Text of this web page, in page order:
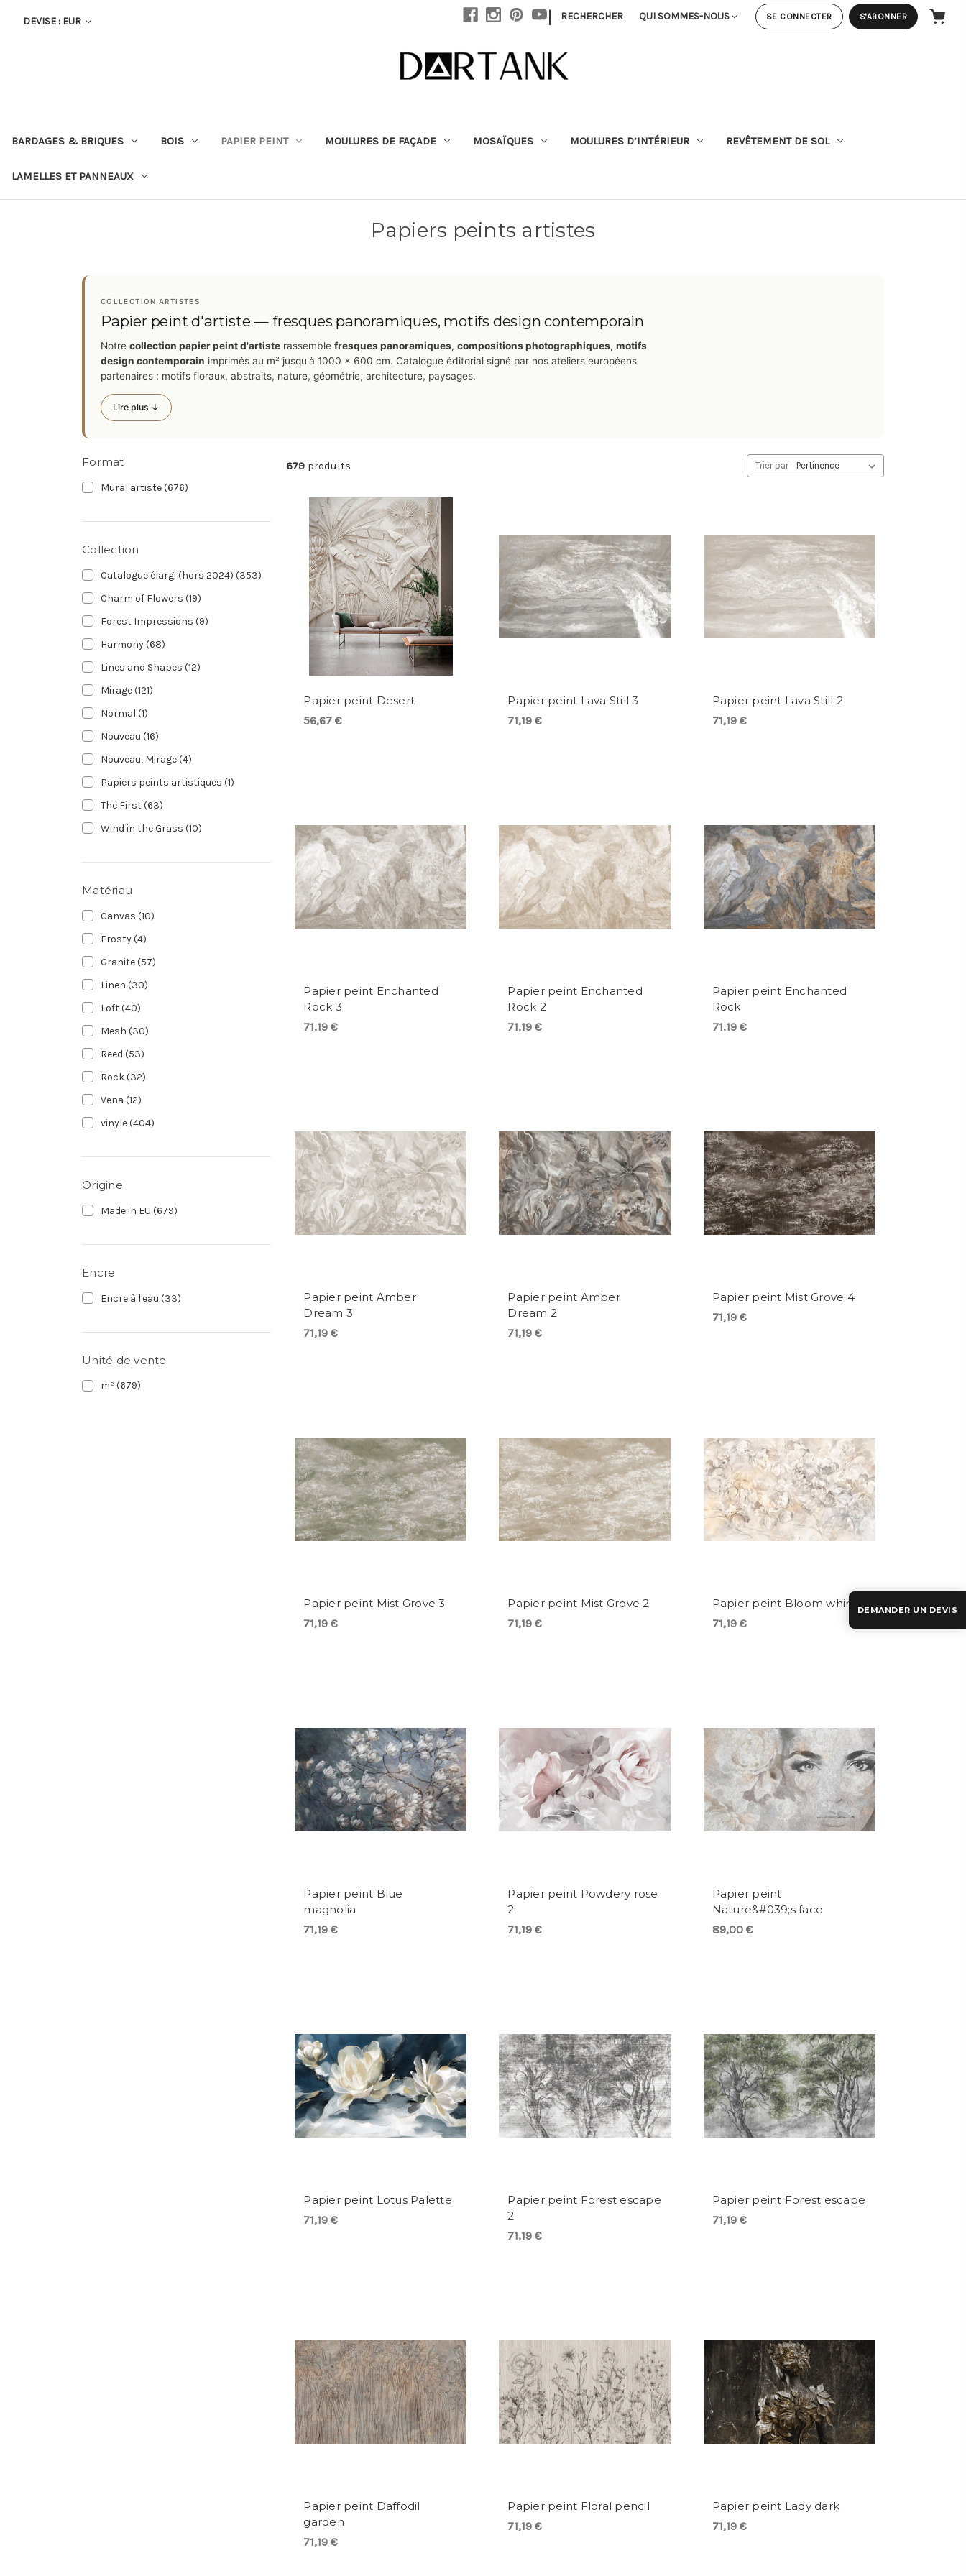
Passer au contenu principal
DEVISE : EUR
| RECHERCHER QUI SOMMES-NOUS SE CONNECTER S'ABONNER PANIER
BARDAGES & BRIQUES BOIS PAPIER PEINT MOULURES DE FAÇADE MOSAÏQUES MOULURES D’INTÉRIEUR REVÊTEMENT DE SOL
LAMELLES ET PANNEAUX
Papiers peints artistes
COLLECTION ARTISTES
Papier peint d'artiste — fresques panoramiques, motifs design contemporain
Notre collection papier peint d'artiste rassemble fresques panoramiques, compositions photographiques, motifs
design contemporain imprimés au m² jusqu'à 1000 × 600 cm. Catalogue éditorial signé par nos ateliers européens
partenaires : motifs floraux, abstraits, nature, géométrie, architecture, paysages.
Lire plus ↓
Format
Mural artiste(676)
Collection
Catalogue élargi (hors 2024) (353)
Charm of Flowers (19)
Forest Impressions (9)
Harmony(68)
Lines and Shapes (12)
Mirage(121)
Normal (1)
Nouveau (16)
Nouveau, Mirage(4)
Papiers peints artistiques (1)
The First(63)
Wind in the Grass (10)
Matériau
Canvas (10)
Frosty(4)
Granite(57)
Linen (30)
Loft(40)
Mesh (30)
Reed (53)
Rock(32)
Vena (12)
vinyle(404)
Origine
Made in EU (679)
Encre
Encre à l'eau (33)
Unité de vente
m² (679)
679 produits Trier par
Papier peint Desert
56,67 €
Papier peint Lava Still 3
71,19 €
Papier peint Lava Still 2
71,19 €
Papier peint Enchanted
Rock 3
71,19 €
Papier peint Enchanted
Rock 2
71,19 €
Papier peint Enchanted
Rock
71,19 €
Papier peint Amber
Dream 3
71,19 €
Papier peint Amber
Dream 2
71,19 €
Papier peint Mist Grove 4
71,19 €
Papier peint Mist Grove 3
71,19 €
Papier peint Mist Grove 2
71,19 €
Papier peint Bloom whirl
71,19 €
Papier peint Blue
magnolia
71,19 €
Papier peint Powdery rose
2
71,19 €
Papier peint
Nature&#039;s face
89,00 €
Papier peint Lotus Palette
71,19 €
Papier peint Forest escape
2
71,19 €
Papier peint Forest escape
71,19 €
Papier peint Daffodil
garden
71,19 €
Papier peint Floral pencil
71,19 €
Papier peint Lady dark
71,19 €
DEMANDER UN DEVIS